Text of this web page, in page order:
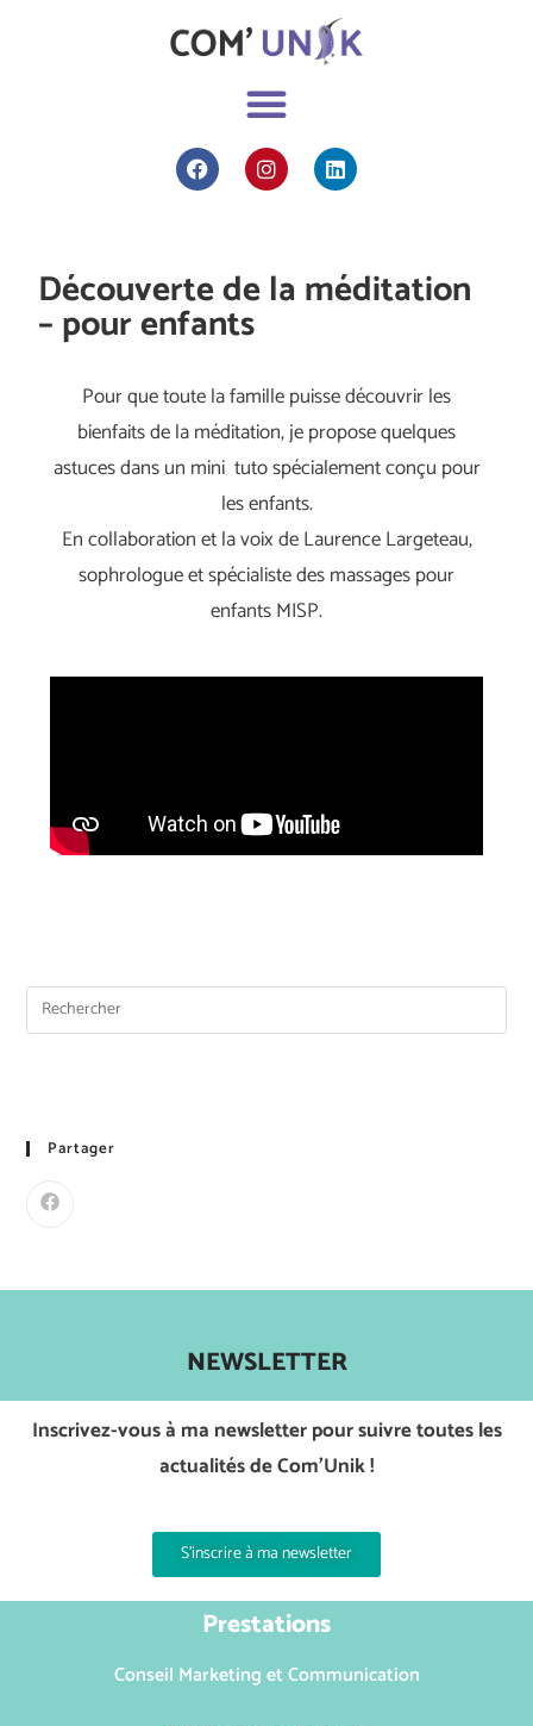
Découverte de la méditation
– pour enfants
Pour que toute la famille puisse découvrir les
bienfaits de la méditation, je propose quelques
astuces dans un mini tuto spécialement conçu pour
les enfants.
En collaboration et la voix de Laurence Largeteau,
sophrologue et spécialiste des massages pour
enfants MISP.
Partager
NEWSLETTER
Inscrivez-vous à ma newsletter pour suivre toutes les
actualités de Com’Unik !
S'inscrire à ma newsletter
Prestations
Conseil Marketing et Communication